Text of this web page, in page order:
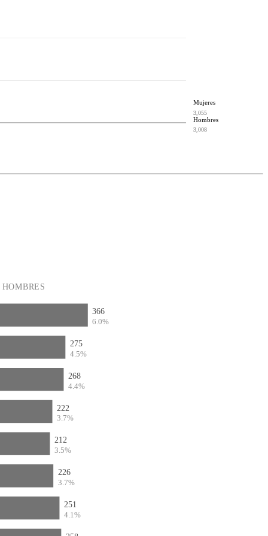
Mujeres
3,055
Hombres
3,008
HOMBRES
366
6.0%
275
4.5%
268
4.4%
222
3.7%
212
3.5%
226
3.7%
251
4.1%